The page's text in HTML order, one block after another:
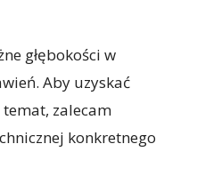
głębokości w
Aby uzyskać
zalecam
konkretnego